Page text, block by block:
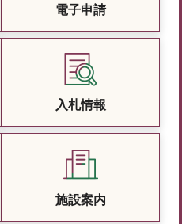
電子申請
入札情報
施設案内